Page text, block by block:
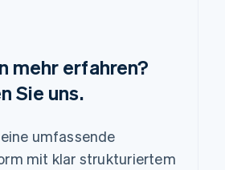
mehr erfahren?
Sie uns.
umfassende
mit klar strukturiertem